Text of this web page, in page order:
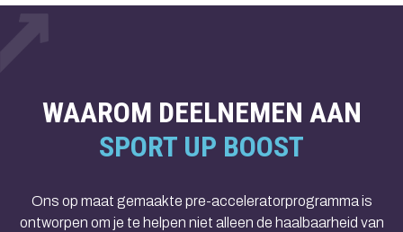
WAAROM DEELNEMEN AAN
SPORT UP BOOST
Ons op maat gemaakte pre-acceleratorprogramma is
ontworpen om je te helpen niet alleen de haalbaarheid van